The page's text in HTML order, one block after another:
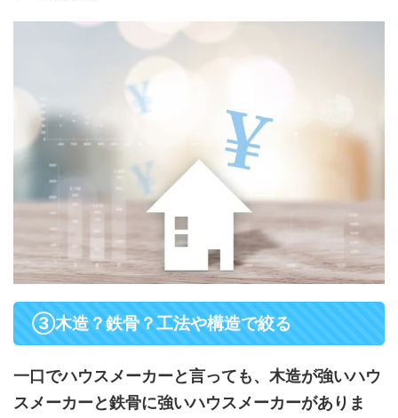
③木造？鉄骨？工法や構造で絞る
一口でハウスメーカーと言っても、木造が強いハウ
スメーカーと鉄骨に強いハウスメーカーがありま